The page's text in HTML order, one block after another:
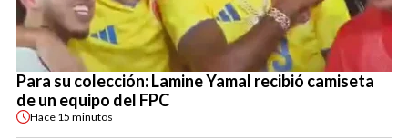
Para su colección: Lamine Yamal recibió camiseta
de un equipo del FPC
Hace 15 minutos